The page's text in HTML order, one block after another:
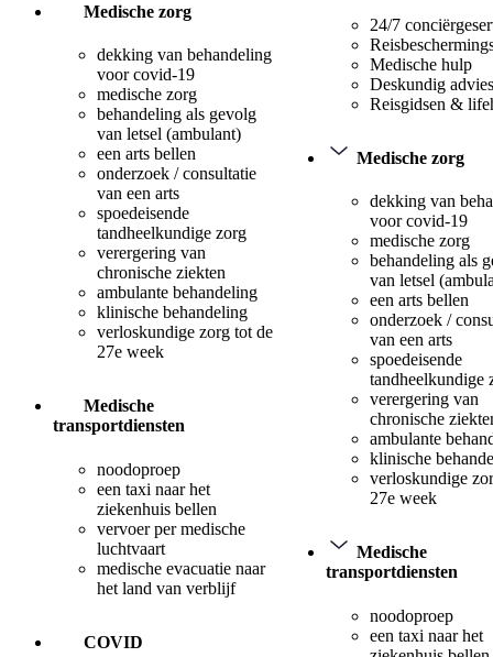
Medische zorg
dekking van behandeling
voor covid-19
medische zorg
behandeling als gevolg
van letsel (ambulant)
een arts bellen
onderzoek / consultatie
van een arts
spoedeisende
tandheelkundige zorg
verergering van
chronische ziekten
ambulante behandeling
klinische behandeling
verloskundige zorg tot de
27e week
Medische
transportdiensten
noodoproep
een taxi naar het
ziekenhuis bellen
vervoer per medische
luchtvaart
medische evacuatie naar
het land van verblijf
COVID
24/7
Medische hulp
Deskundig advies
Reisgidsen &
Medische zorg
dekking van
voor covid-19
medische zorg
behandeling als
van letsel
een arts bellen
onderzoek /
van een arts
spoedeisende
tandheelkundige
verergering van
chronische
ambulante
klinische
verloskundige
27e week
Medische
transportdiensten
noodoproep
een taxi naar het